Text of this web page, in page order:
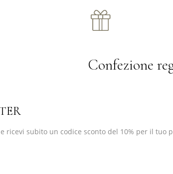
Confezione
ricevi subito un codice sconto del 10% per il tuo